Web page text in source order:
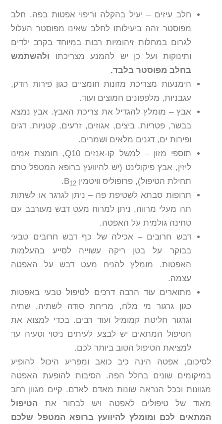
חלב עיזים – יעיל בהקלה וריפוי אפטות בפה. חלב
מפוסטר זהה ביעילותו לחלב שאינו מפוסטר העלול
לגרום במחלות זיהומיות רבות במיוחד בקרב ילדים
ותינוקות ועל כן יש להמנע מצריכתו ולהשתמש
בחלב מפוסטר בלבד.
הימנעות מצריכת מזונות חומציים כגון פירות הדק,
עגבניות, מלפפונים חמוצים ועוד.
אבץ – מומלץ להגדיל את צריכת האבץ. אבץ נמצא
בבשר, פטריות, ביצים, אגוזים, זרעים, קטניות, דגים
ופירות ים, דגנים מלאים ושמרים.
תוספי מזון – למשל קו-אנזים Q10, חומצת אמינו
ליזין, אבץ פיקולינט (יש להיוועץ ברופא המטפל טרם
תחילת הטיפול), פרופוליס וויטמין B12
.
תרופות סבתא לשטיפת פה – ניתן לגרגר או לשתות
תה מעלי מרווה, ניתן למרוח מעט דבש מעורבב עם
טחינה גולמית על האפטה.
דבש חרובים – אכילה של כף דבש חרובים טבעי
בבוקר על בטן ריקה עשוייה לסייע בהעלמות
האפטות. מומלץ להניח מעט דבש על האפטה
עצמה.
מתוארים עוד הרבה דרכים לטיפול טבעי באפטות
כגון גרגור מי מלח, מריחת סודה לשתיה, שתיה
וגרגור חליטת קמומיל ועוד רבים. בכדי למצוא את
הטיפול המתאים יש לבצע לעיתים ניסוי וטעיה עד
למציאת הטיפול הטוב ביותר לכם.
לסיכום, אפטה הינה כיב כואב ומפריע היכול להופיע
במיקומים שונים בחלל הפה. הסיבות להופעת האפטה
מגוונות וככל הנראה שונות מאדם לאדם. קיים מגוון רחב
מאוד של טיפולים לאפטה ויש לבחור את הטיפול
המתאים לכם ומומלץ להיוועץ ברופא המטפל שלכם